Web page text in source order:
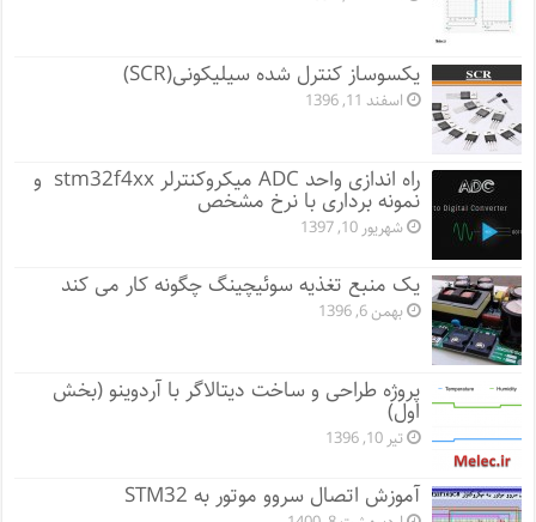
یکسوساز کنترل شده سیلیکونی(SCR)
اسفند 11, 1396
راه اندازی واحد ADC میکروکنترلر stm32f4xx و
نمونه برداری با نرخ مشخص
شهریور 10, 1397
یک منبع تغذیه سوئیچینگ چگونه کار می کند
بهمن 6, 1396
پروژه طراحی و ساخت دیتالاگر با آردوینو (بخش
اول)
تیر 10, 1396
آموزش اتصال سروو موتور به STM32